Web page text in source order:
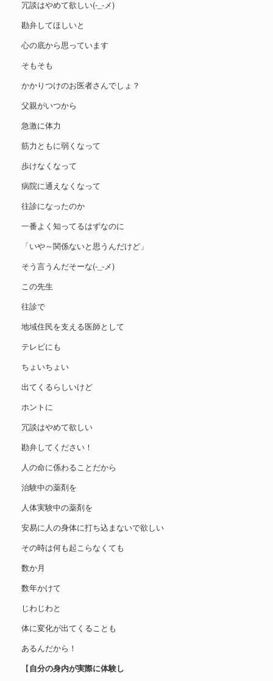
冗談はやめて欲しい(-_-メ)
勘弁してほしいと
心の底から思っています
そもそも
かかりつけのお医者さんでしょ？
父親がいつから
急激に体力
筋力ともに弱くなって
歩けなくなって
病院に通えなくなって
往診になったのか
一番よく知ってるはずなのに
「いや～関係ないと思うんだけど」
そう言うんだそーな(-_-メ)
この先生
往診で
地域住民を支える医師として
テレビにも
ちょいちょい
出てくるらしいけど
ホントに
冗談はやめて欲しい
勘弁してください！
人の命に係わることだから
治験中の薬剤を
人体実験中の薬剤を
安易に人の身体に打ち込まないで欲しい
その時は何も起こらなくても
数か月
数年かけて
じわじわと
体に変化が出てくることも
あるんだから！
【自分の身内が実際に体験し